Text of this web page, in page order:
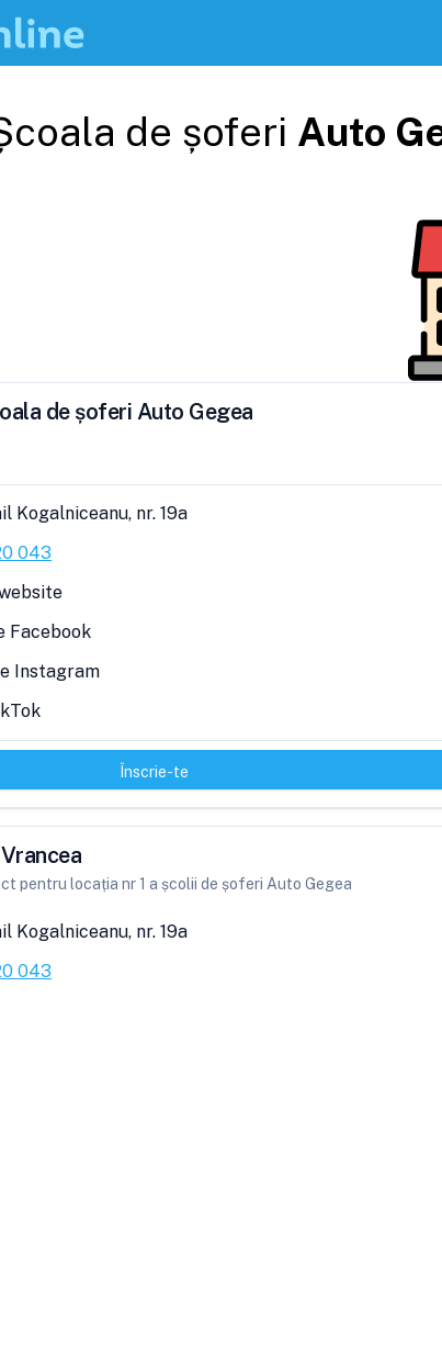
de șoferi Auto
de șoferi Auto Gegea
Kogalniceanu, nr. 19a
043
Facebook
Instagram
Înscrie-te
pentru locația nr 1 a școlii de șoferi Auto Gegea
Kogalniceanu, nr. 19a
043